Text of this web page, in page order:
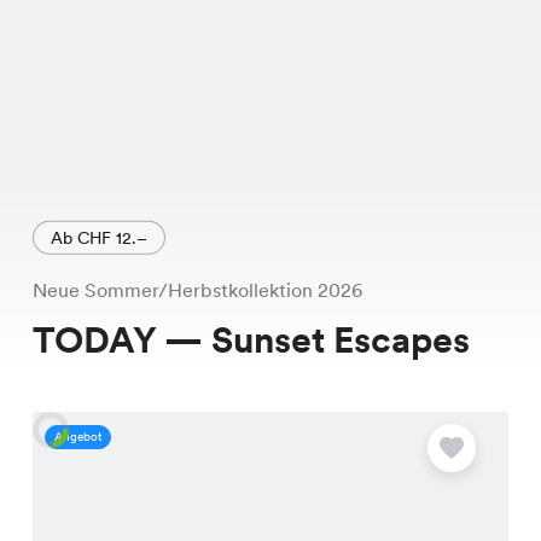
Ab CHF 12.–
Neue Sommer/Herbstkollektion 2026
TODAY — Sunset Escapes
Angebot